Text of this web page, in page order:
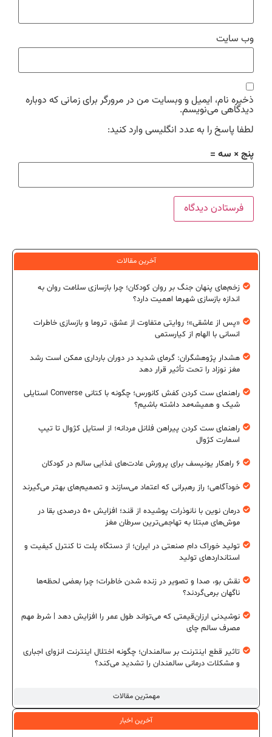
وب‌ سایت
ذخیره نام، ایمیل و وبسایت من در مرورگر برای زمانی که دوباره
دیدگاهی می‌نویسم.
لطفا پاسخ را به عدد انگلیسی وارد کنید:
پنج × سه =
آخرین مقالات
مهمترین مقالات
زخم‌های پنهان جنگ بر روان کودکان؛ چرا بازسازی سلامت روان به
اندازه بازسازی شهرها اهمیت دارد؟
«پس از عاشقی»؛ روایتی متفاوت از عشق، تروما و بازسازی خاطرات
انسانی با الهام از کیارستمی
هشدار پژوهشگران: گرمای شدید در دوران بارداری ممکن است رشد
مغز نوزاد را تحت تأثیر قرار دهد
راهنمای ست کردن کفش کانورس؛ چگونه با کتانی Converse استایلی
شیک و همیشه‌مد داشته باشیم؟
راهنمای ست کردن پیراهن فلانل مردانه؛ از استایل کژوال تا تیپ
اسمارت کژوال
۶ راهکار یونیسف برای پرورش عادت‌های غذایی سالم در کودکان
خودآگاهی؛ راز رهبرانی که اعتماد می‌سازند و تصمیم‌های بهتر می‌گیرند
درمان نوین با نانوذرات پوشیده از قند؛ افزایش ۵۰ درصدی بقا در
موش‌های مبتلا به تهاجمی‌ترین سرطان مغز
تولید خوراک دام صنعتی در ایران؛ از دستگاه پلت تا کنترل کیفیت و
استانداردهای تولید
نقش بو، صدا و تصویر در زنده شدن خاطرات؛ چرا بعضی لحظه‌ها
ناگهان برمی‌گردند؟
نوشیدنی ارزان‌قیمتی که می‌تواند طول عمر را افزایش دهد | شرط مهم
مصرف سالم چای
تاثیر قطع اینترنت بر سالمندان؛ چگونه اختلال اینترنت انزوای اجباری
و مشکلات درمانی سالمندان را تشدید می‌کند؟
آخرین اخبار